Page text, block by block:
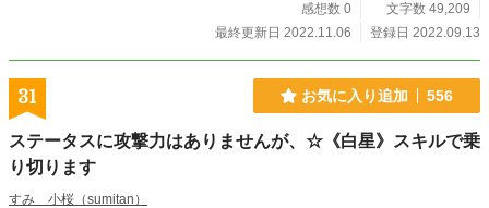
感想数 0
文字数 49,209
最終更新日 2022.11.06
登録日 2022.09.13
31 お気に入り追加 556
ステータスに攻撃力はありませんが、☆《白星》スキルで乗
り切ります
すみ 小桜（sumitan）